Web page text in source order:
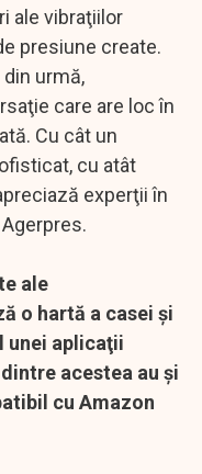
ale vibraţiilor
presiune create.
urmă,
care are loc în
Cu cât un
cu atât
experţii în
ale
o hartă a casei şi
unei aplicaţii
acestea au şi
cu Amazon